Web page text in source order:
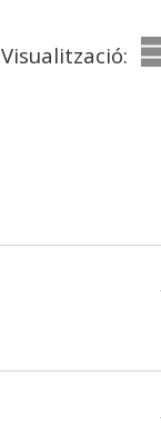
Visualització: